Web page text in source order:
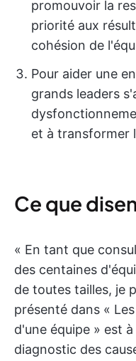
promouvoir la
priorité aux
cohésion de
Pour aider une
grands leaders
et à transformer
Ce que
« En tant que
des centaines
de toutes tailles, je
présenté dans «
d'une équipe » est
diagnostic des